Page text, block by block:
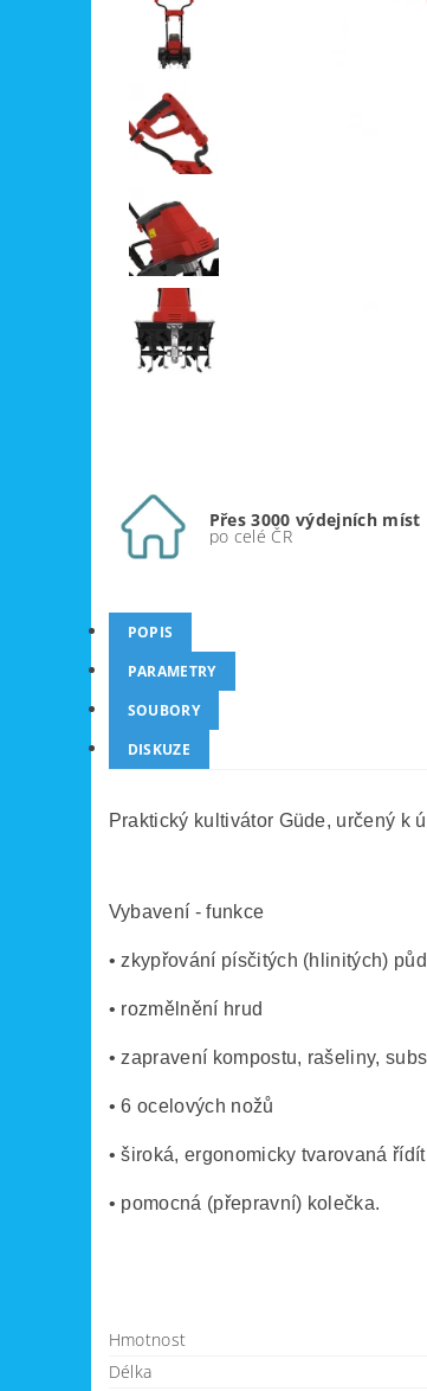
Přes 3000 výdejních míst
po celé ČR
POPIS
PARAMETRY
SOUBORY
DISKUZE
Praktický kultivátor Güde, určený k
Vybavení - funkce
• zkypřování písčitých (hlinitých) půd
• rozmělnění hrud
• zapravení kompostu, rašeliny,
• 6 ocelových nožů
• široká, ergonomicky tvarovaná
• pomocná (přepravní) kolečka.
Hmotnost
Délka